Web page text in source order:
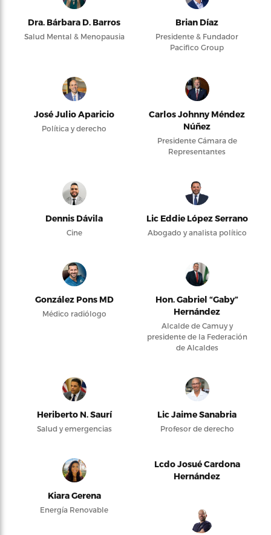
Dra. Bárbara D. Barros
Salud Mental & Menopausia
Brian Díaz
Presidente & Fundador
Pacifico Group
José Julio Aparicio
Política y derecho
Carlos Johnny Méndez
Núñez
Presidente Cámara de
Representantes
Dennis Dávila
Cine
Lic Eddie López Serrano
Abogado y analista político
González Pons MD
Médico radiólogo
Hon. Gabriel “Gaby”
Hernández
Alcalde de Camuy y
presidente de la Federación
de Alcaldes
Heriberto N. Saurí
Salud y emergencias
Lic Jaime Sanabria
Profesor de derecho
Kiara Gerena
Energía Renovable
Lcdo Josué Cardona
Hernández